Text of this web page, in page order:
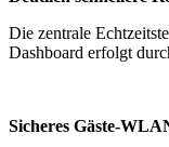
Die zentrale
Dashboard erfolgt
Sicheres Gäste-